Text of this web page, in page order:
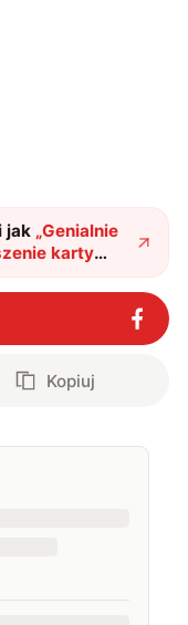
jak „Genialnie
karty
"?
Kopiuj